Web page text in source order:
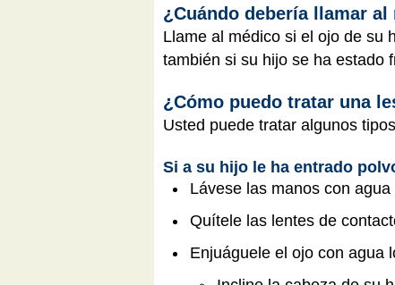
¿Cuándo debería llamar
Llame al médico si el ojo de su
también si su hijo se ha estado
¿Cómo puedo tratar una
Usted puede tratar algunos
Si a su hijo le ha entrado
Lávese las manos con
Quítele las lentes de
Enjuáguele el ojo con agua